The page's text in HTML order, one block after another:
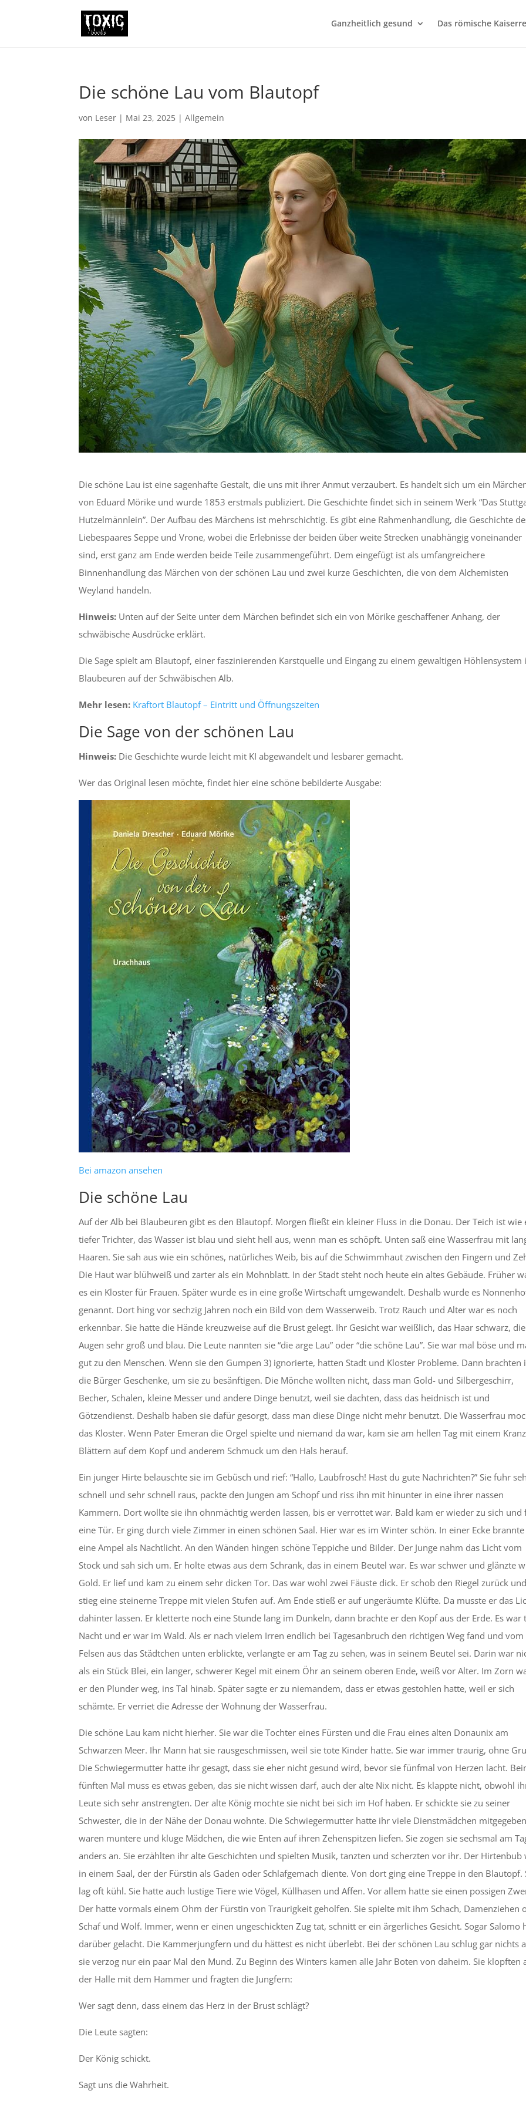
Ganzheitlich gesund Das römische
Die schöne Lau vom Blautopf
von Leser | Mai 23, 2025 |Allgemein
Die schöne Lau ist eine sagenhafte Gestalt, die uns mit ihrer Anmut verzaubert. Es handelt sich um ein
von Eduard Mörike und wurde 1853 erstmals publiziert. Die Geschichte findet sich in seinem Werk “Das
Hutzelmännlein”. Der Aufbau des Märchens ist mehrschichtig. Es gibt eine Rahmenhandlung, die Geschichte
Liebespaares Seppe und Vrone, wobei die Erlebnisse der beiden über weite Strecken unabhängig voneinander
sind, erst ganz am Ende werden beide Teile zusammengeführt. Dem eingefügt ist als umfangreichere
Binnenhandlung das Märchen von der schönen Lau und zwei kurze Geschichten, die von dem Alchemisten
Weyland handeln.
Hinweis: Unten auf der Seite unter dem Märchen befindet sich ein von Mörike geschaffener Anhang, der
schwäbische Ausdrücke erklärt.
Die Sage spielt am Blautopf, einer faszinierenden Karstquelle und Eingang zu einem gewaltigen Höhlensystem
Blaubeuren auf der Schwäbischen Alb.
Mehr lesen: Kraftort Blautopf – Eintritt und Öffnungszeiten
Die Sage von der schönen Lau
Hinweis: Die Geschichte wurde leicht mit KI abgewandelt und lesbarer gemacht.
Wer das Original lesen möchte, findet hier eine schöne bebilderte Ausgabe:
Bei amazon ansehen
Die schöne Lau
Auf der Alb bei Blaubeuren gibt es den Blautopf. Morgen fließt ein kleiner Fluss in die Donau. Der Teich ist wie
tiefer Trichter, das Wasser ist blau und sieht hell aus, wenn man es schöpft. Unten saß eine Wasserfrau mit
Haaren. Sie sah aus wie ein schönes, natürliches Weib, bis auf die Schwimmhaut zwischen den Fingern und
Die Haut war blühweiß und zarter als ein Mohnblatt. In der Stadt steht noch heute ein altes Gebäude. Früher
es ein Kloster für Frauen. Später wurde es in eine große Wirtschaft umgewandelt. Deshalb wurde es
genannt. Dort hing vor sechzig Jahren noch ein Bild von dem Wasserweib. Trotz Rauch und Alter war es noch
erkennbar. Sie hatte die Hände kreuzweise auf die Brust gelegt. Ihr Gesicht war weißlich, das Haar schwarz, die
Augen sehr groß und blau. Die Leute nannten sie “die arge Lau” oder “die schöne Lau”. Sie war mal böse und
gut zu den Menschen. Wenn sie den Gumpen 3) ignorierte, hatten Stadt und Kloster Probleme. Dann brachten
die Bürger Geschenke, um sie zu besänftigen. Die Mönche wollten nicht, dass man Gold- und Silbergeschirr,
Becher, Schalen, kleine Messer und andere Dinge benutzt, weil sie dachten, dass das heidnisch ist und
Götzendienst. Deshalb haben sie dafür gesorgt, dass man diese Dinge nicht mehr benutzt. Die Wasserfrau
das Kloster. Wenn Pater Emeran die Orgel spielte und niemand da war, kam sie am hellen Tag mit einem
Blättern auf dem Kopf und anderem Schmuck um den Hals herauf.
Ein junger Hirte belauschte sie im Gebüsch und rief: “Hallo, Laubfrosch! Hast du gute Nachrichten?” Sie fuhr
schnell und sehr schnell raus, packte den Jungen am Schopf und riss ihn mit hinunter in eine ihrer nassen
Kammern. Dort wollte sie ihn ohnmächtig werden lassen, bis er verrottet war. Bald kam er wieder zu sich und
eine Tür. Er ging durch viele Zimmer in einen schönen Saal. Hier war es im Winter schön. In einer Ecke brannte
eine Ampel als Nachtlicht. An den Wänden hingen schöne Teppiche und Bilder. Der Junge nahm das Licht vom
Stock und sah sich um. Er holte etwas aus dem Schrank, das in einem Beutel war. Es war schwer und glänzte
Gold. Er lief und kam zu einem sehr dicken Tor. Das war wohl zwei Fäuste dick. Er schob den Riegel zurück
stieg eine steinerne Treppe mit vielen Stufen auf. Am Ende stieß er auf ungeräumte Klüfte. Da musste er das
dahinter lassen. Er kletterte noch eine Stunde lang im Dunkeln, dann brachte er den Kopf aus der Erde. Es war
Nacht und er war im Wald. Als er nach vielem Irren endlich bei Tagesanbruch den richtigen Weg fand und vom
Felsen aus das Städtchen unten erblickte, verlangte er am Tag zu sehen, was in seinem Beutel sei. Darin war
als ein Stück Blei, ein langer, schwerer Kegel mit einem Öhr an seinem oberen Ende, weiß vor Alter. Im Zorn
er den Plunder weg, ins Tal hinab. Später sagte er zu niemandem, dass er etwas gestohlen hatte, weil er sich
schämte. Er verriet die Adresse der Wohnung der Wasserfrau.
Die schöne Lau kam nicht hierher. Sie war die Tochter eines Fürsten und die Frau eines alten Donaunix am
Schwarzen Meer. Ihr Mann hat sie rausgeschmissen, weil sie tote Kinder hatte. Sie war immer traurig, ohne
Die Schwiegermutter hatte ihr gesagt, dass sie eher nicht gesund wird, bevor sie fünfmal von Herzen lacht.
fünften Mal muss es etwas geben, das sie nicht wissen darf, auch der alte Nix nicht. Es klappte nicht, obwohl
Leute sich sehr anstrengten. Der alte König mochte sie nicht bei sich im Hof haben. Er schickte sie zu seiner
Schwester, die in der Nähe der Donau wohnte. Die Schwiegermutter hatte ihr viele Dienstmädchen
waren muntere und kluge Mädchen, die wie Enten auf ihren Zehenspitzen liefen. Sie zogen sie sechsmal am
anders an. Sie erzählten ihr alte Geschichten und spielten Musik, tanzten und scherzten vor ihr. Der Hirtenbub
in einem Saal, der der Fürstin als Gaden oder Schlafgemach diente. Von dort ging eine Treppe in den Blautopf.
lag oft kühl. Sie hatte auch lustige Tiere wie Vögel, Küllhasen und Affen. Vor allem hatte sie einen possigen
Der hatte vormals einem Ohm der Fürstin von Traurigkeit geholfen. Sie spielte mit ihm Schach, Damenziehen
Schaf und Wolf. Immer, wenn er einen ungeschickten Zug tat, schnitt er ein ärgerliches Gesicht. Sogar Salomo
darüber gelacht. Die Kammerjungfern und du hättest es nicht überlebt. Bei der schönen Lau schlug gar nichts
sie verzog nur ein paar Mal den Mund. Zu Beginn des Winters kamen alle Jahr Boten von daheim. Sie klopften
der Halle mit dem Hammer und fragten die Jungfern:
Wer sagt denn, dass einem das Herz in der Brust schlägt?
Die Leute sagten:
Der König schickt.
Sagt uns die Wahrheit.